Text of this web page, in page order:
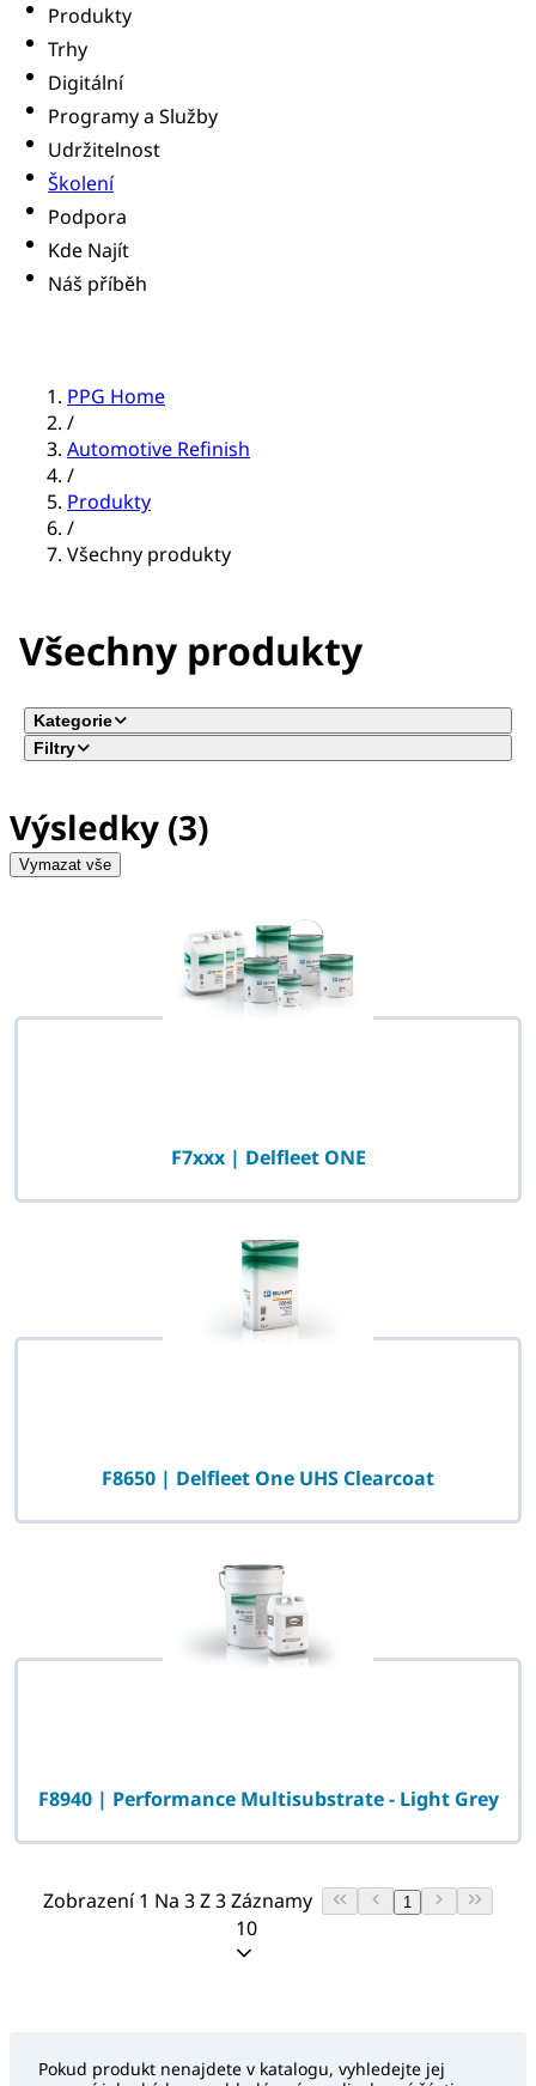
Produkty
Trhy
Digitální
Programy a Služby
Udržitelnost
Školení
Podpora
Kde Najít
Náš příběh
PPG Home
/
Automotive Refinish
/
Produkty
/
Všechny produkty
Všechny produkty
Kategorie
Filtry
Výsledky (3)
Vymazat vše
F7xxx | Delfleet ONE
F8650 | Delfleet One UHS Clearcoat
F8940 | Performance Multisubstrate - Light Grey
Zobrazení 1 Na 3 Z 3 Záznamy 1
10
Pokud produkt nenajdete v katalogu, vyhledejte jej